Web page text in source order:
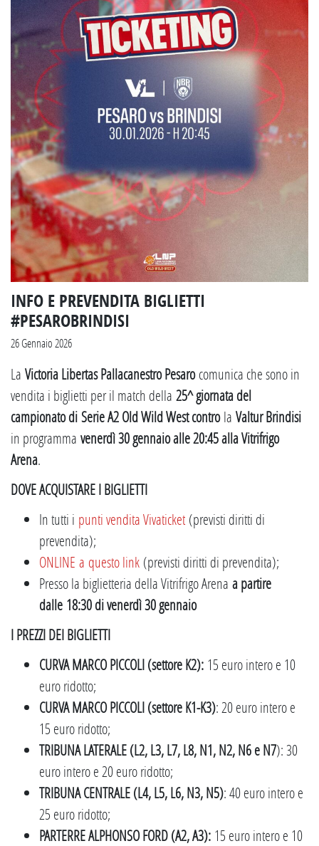
INFO E PREVENDITA BIGLIETTI
#PESAROBRINDISI
26 Gennaio 2026
La Victoria Libertas Pallacanestro Pesarocomunica che sono in
vendita i biglietti per il match della 25^ giornata del
campionato diSerie A2 Old Wild West controla Valtur Brindisi
in programma venerdì 30 gennaio alle 20:45 alla Vitrifrigo
Arena.
DOVE ACQUISTARE I BIGLIETTI
In tutti i punti vendita Vivaticket (previsti diritti di
prevendita);
ONLINE a questo link (previsti diritti di prevendita);
Presso la biglietteria della Vitrifrigo Arena a partire
dalle 18:30 di venerdì 30 gennaio
I PREZZI DEI BIGLIETTI
CURVA MARCO PICCOLI (settore K2): 15 euro intero e 10
euro ridotto;
CURVA MARCO PICCOLI (settore K1-K3): 20 euro intero e
15 euro ridotto;
TRIBUNA LATERALE (L2, L3, L7, L8, N1, N2, N6 e N7): 30
euro intero e 20 euro ridotto;
TRIBUNA CENTRALE (L4, L5, L6, N3, N5): 40 euro intero e
25 euro ridotto;
PARTERRE ALPHONSO FORD (A2, A3): 15 euro intero e 10